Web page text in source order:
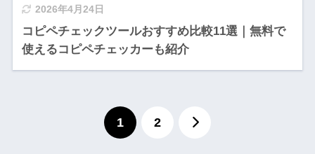
2026年4月24日
コピペチェックツールおすすめ比較11選｜無料で
使えるコピペチェッカーも紹介
1 2